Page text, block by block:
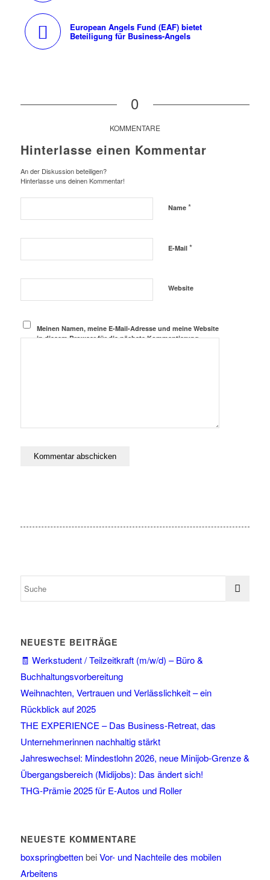
European Angels Fund (EAF) bietet
Beteiligung für Business-Angels
0
KOMMENTARE
Hinterlasse einen Kommentar
An der Diskussion beteiligen?
Hinterlasse uns deinen Kommentar!
Name *
E-Mail *
Website
Meinen Namen, meine E-Mail-Adresse und meine Website
in diesem Browser für die nächste Kommentierung
NEUESTE BEITRÄGE
🧾 Werkstudent / Teilzeitkraft (m/w/d) – Büro &
Buchhaltungsvorbereitung
Weihnachten, Vertrauen und Verlässlichkeit – ein
Rückblick auf 2025
THE EXPERIENCE – Das Business-Retreat, das
Unternehmerinnen nachhaltig stärkt
Jahreswechsel: Mindestlohn 2026, neue Minijob-Grenze &
Übergangsbereich (Midijobs): Das ändert sich!
THG-Prämie 2025 für E-Autos und Roller
NEUESTE KOMMENTARE
boxspringbettenbeiVor- und Nachteile des mobilen
Arbeitens